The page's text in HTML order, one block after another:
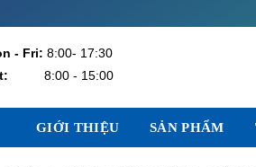
- Fri: 8:00- 17:30
8:00 - 15:00
GIỚI THIỆU SẢN PHẨM